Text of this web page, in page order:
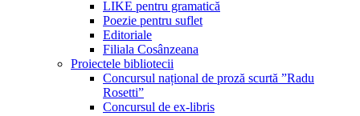
LIKE pentru gramatică
Poezie pentru suflet
Editoriale
Filiala Cosânzeana
Proiectele bibliotecii
Concursul național de proză scurtă ”Radu
Rosetti”
Concursul de ex-libris